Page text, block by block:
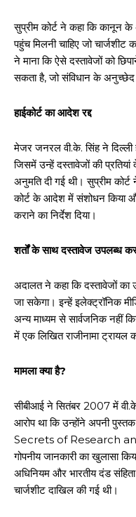
सुप्रीम कोर्ट ने कहा कि कानून
पहुंच मिलनी चाहिए जो
ने माना कि ऐसे दस्तावेजों को
सकता है, जो संविधान के अनुच्छेद
हाईकोर्ट का आदेश रद्द
मेजर जनरल वी.के. सिंह ने दिल्ली
जिसमें उन्हें दस्तावेजों की
अनुमति दी गई थी। सुप्रीम
कोर्ट के आदेश में संशोधन किया
कराने का निर्देश दिया।
शर्तों के साथ दस्तावेज उपलब्ध
अदालत ने कहा कि दस्तावेजों का
जा सकेगा। इन्हें इलेक्ट्रॉनिक
अन्य माध्यम से सार्वजनिक नहीं
में एक लिखित राजीनामा ट्रायल
मामला क्या है?
सीबीआई ने सितंबर 2007 में
आरोप था कि उन्होंने अपनी
Secrets of Research
गोपनीय जानकारी का खुलासा
अधिनियम और भारतीय दंड
चार्जशीट दाखिल की गई थी।